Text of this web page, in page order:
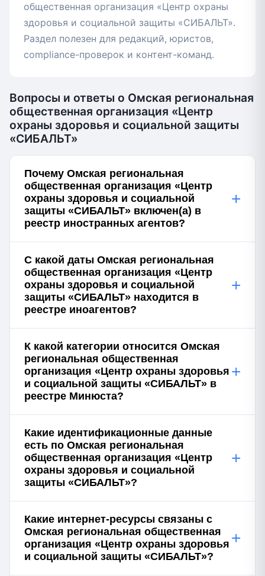
общественная организация «Центр охраны
здоровья и социальной защиты «СИБАЛЬТ».
Раздел полезен для редакций, юристов,
compliance-проверок и контент-команд.
Вопросы и ответы о Омская региональная
общественная организация «Центр
охраны здоровья и социальной защиты
«СИБАЛЬТ»
Почему Омская региональная
общественная организация «Центр
охраны здоровья и социальной
защиты «СИБАЛЬТ» включен(а) в
реестр иностранных агентов?
+
С какой даты Омская региональная
общественная организация «Центр
охраны здоровья и социальной
защиты «СИБАЛЬТ» находится в
реестре иноагентов?
+
К какой категории относится Омская
региональная общественная
организация «Центр охраны здоровья
и социальной защиты «СИБАЛЬТ» в
реестре Минюста?
+
Какие идентификационные данные
есть по Омская региональная
общественная организация «Центр
охраны здоровья и социальной
защиты «СИБАЛЬТ»?
+
Какие интернет-ресурсы связаны с
Омская региональная общественная
организация «Центр охраны здоровья
и социальной защиты «СИБАЛЬТ»?
+